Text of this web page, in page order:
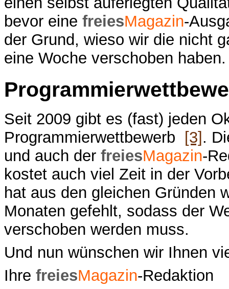
bevor eine freiesMagazin-
der Grund, wieso wir die nicht
eine Woche verschoben haben.
Seit 2009 gibt es (fast) jeden
Programmierwettbewerb
[3] .
und auch der freiesMagazin-
kostet auch viel Zeit in der
hat aus den gleichen Gründen
Monaten gefehlt, sodass der
verschoben werden muss.
Und nun wünschen wir Ihnen
Ihre freiesMagazin-Redaktion